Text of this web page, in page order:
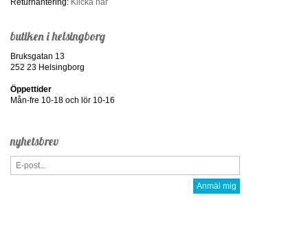
Returhantering: Klicka här
butiken i helsingborg
Bruksgatan 13
252 23 Helsingborg
Öppettider
Mån-fre 10-18 och lör 10-16
nyhetsbrev
Anmäl mig